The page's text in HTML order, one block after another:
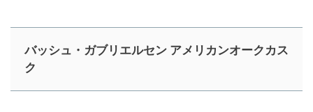
バッシュ・ガブリエルセン アメリカンオークカス
ク